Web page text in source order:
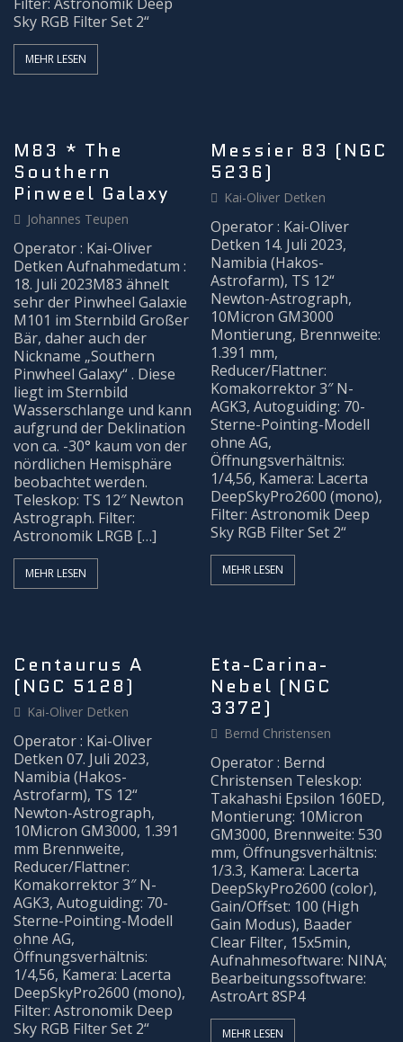
Aktuelles
Sky RGB Filter Set 2“
MEHR LESEN
M83 * The
Southern
Pinweel Galaxy
Johannes Teupen
Operator : Kai-Oliver
Detken Aufnahmedatum :
18. Juli 2023M83 ähnelt
sehr der Pinwheel Galaxie
M101 im Sternbild Großer
Bär, daher auch der
Nickname „Southern
Pinwheel Galaxy“ . Diese
liegt im Sternbild
Wasserschlange und kann
aufgrund der Deklination
von ca. -30° kaum von der
nördlichen Hemisphäre
beobachtet werden.
Teleskop: TS 12″ Newton
Astrograph. Filter:
Astronomik LRGB […]
MEHR LESEN
Messier 83 (NGC
5236)
Kai-Oliver Detken
Operator : Kai-Oliver
Detken 14. Juli 2023,
Namibia (Hakos-
Astrofarm), TS 12“
Newton-Astrograph,
10Micron GM3000
Montierung, Brennweite:
1.391 mm,
Reducer/Flattner:
Komakorrektor 3″ N-
AGK3, Autoguiding: 70-
Sterne-Pointing-Modell
ohne AG,
Öffnungsverhältnis:
1/4,56, Kamera: Lacerta
DeepSkyPro2600 (mono),
Filter: Astronomik Deep
Sky RGB Filter Set 2“
MEHR LESEN
Centaurus A
(NGC 5128)
Kai-Oliver Detken
Operator : Kai-Oliver
Detken 07. Juli 2023,
Namibia (Hakos-
Astrofarm), TS 12“
Newton-Astrograph,
10Micron GM3000, 1.391
mm Brennweite,
Reducer/Flattner:
Komakorrektor 3″ N-
AGK3, Autoguiding: 70-
Sterne-Pointing-Modell
ohne AG,
Öffnungsverhältnis:
1/4,56, Kamera: Lacerta
DeepSkyPro2600 (mono),
Filter: Astronomik Deep
Sky RGB Filter Set 2“
Eta-Carina-
Nebel (NGC
3372)
Bernd Christensen
Operator : Bernd
Christensen Teleskop:
Takahashi Epsilon 160ED,
Montierung: 10Micron
GM3000, Brennweite: 530
mm, Öffnungsverhältnis:
1/3.3, Kamera: Lacerta
DeepSkyPro2600 (color),
Gain/Offset: 100 (High
Gain Modus), Baader
Clear Filter, 15x5min,
Aufnahmesoftware: NINA;
Bearbeitungssoftware:
AstroArt 8SP4
MEHR LESEN